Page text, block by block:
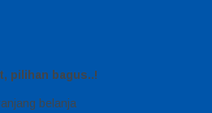
pilihan bagus..!
belanja